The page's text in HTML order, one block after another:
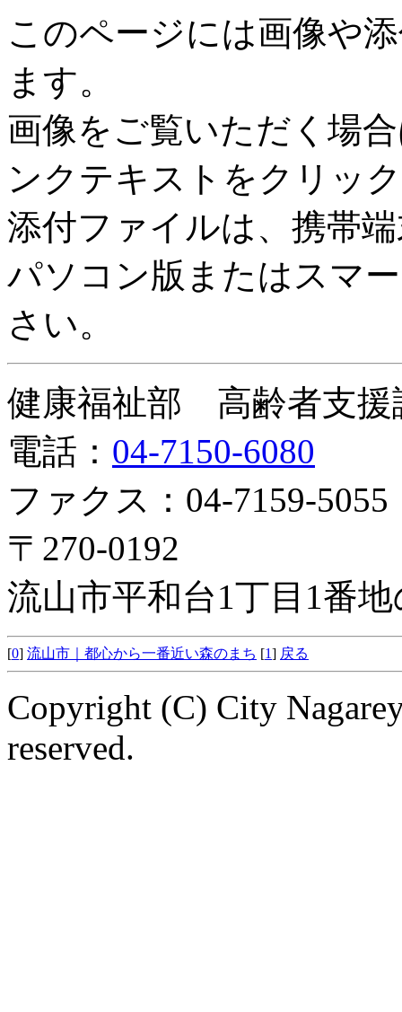
このページには画像や
ます。
画像をご覧いただく場
ンクテキストをクリッ
添付ファイルは、携帯
パソコン版またはスマ
さい。
健康福祉部 高齢者支援
電話： 04-7150-6080
ファクス：04-7159-5055
〒270-0192
流山市平和台1丁目1番
[0] 流山市｜都心から一番近い森のまち [1] 戻る
Copyright (C) City
reserved.